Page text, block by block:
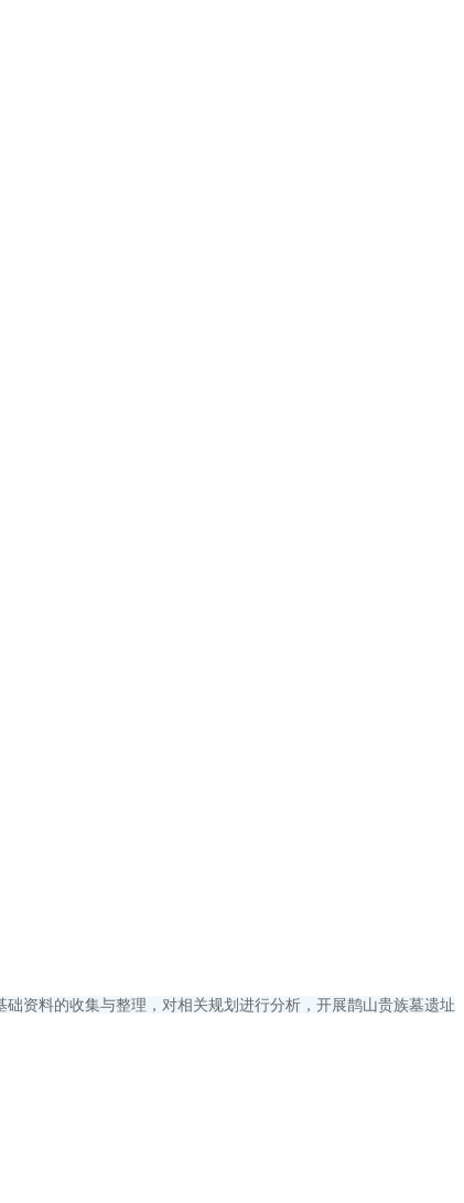
资料的收集与整理，对相关规划进行分析，开展鹊山贵族墓遗址